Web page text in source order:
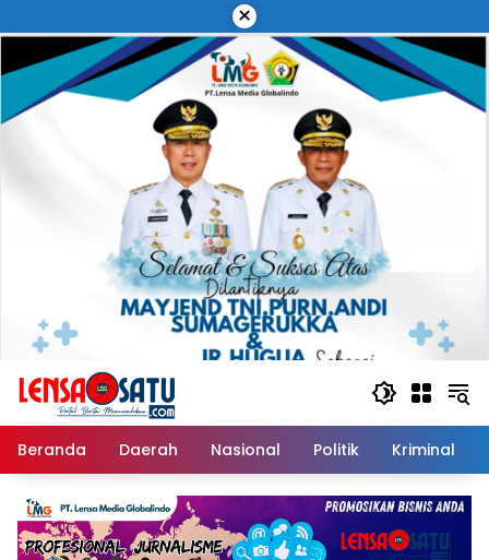
ke
konten
×
Beranda Daerah Nasional Politik Kriminal